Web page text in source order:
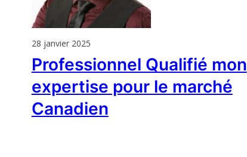
28 janvier 2025
Professionnel Qualifié mon
expertise pour le marché
Canadien